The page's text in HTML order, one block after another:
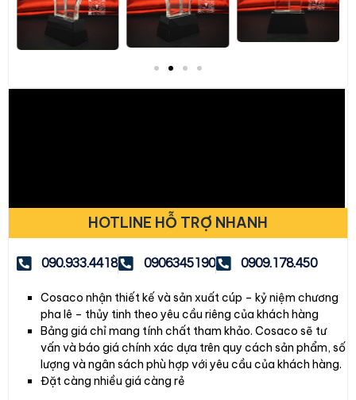
HOTLINE HỖ TRỢ NHANH
090.933.4418 0906345190 0909.178.450
Cosaco nhận thiết kế và sản xuất cúp – kỷ niệm chương
pha lê – thủy tinh theo yêu cầu riêng của khách hàng
Bảng giá chỉ mang tính chất tham khảo. Cosaco sẽ tư
vấn và báo giá chính xác dựa trên quy cách sản phẩm, số
lượng và ngân sách phù hợp với yêu cầu của khách hàng.
Đặt càng nhiều giá càng rẻ